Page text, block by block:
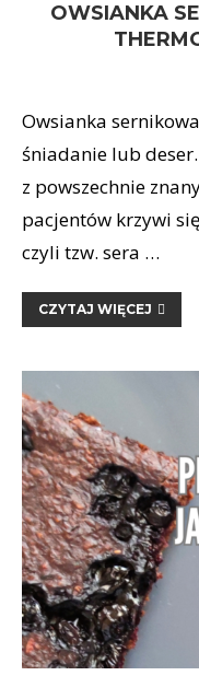
OWSIANKA
Owsianka
śniadanie lub
z powszechnie
pacjentów krzywi
czyli tzw. sera …
CZYTAJ WIĘCEJ